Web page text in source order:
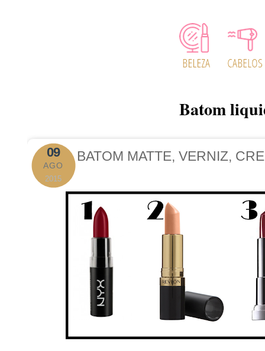
Batom
09
AGO
2015
BATOM MATTE, VERNIZ,